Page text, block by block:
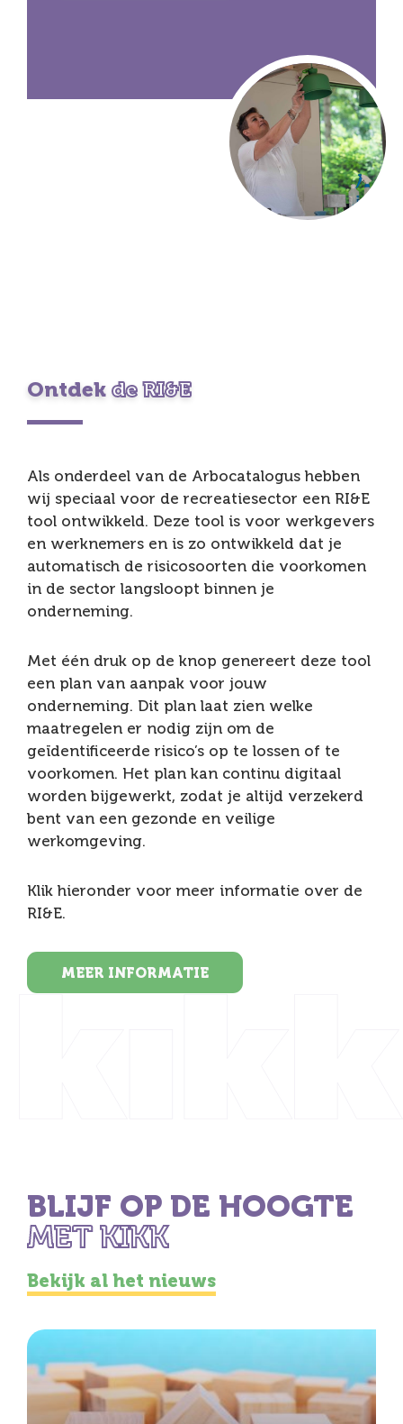
Ontdek de RI&E
Als onderdeel van de Arbocatalogus hebben
wij speciaal voor de recreatiesector een RI&E
tool ontwikkeld. Deze tool is voor werkgevers
en werknemers en is zo ontwikkeld dat je
automatisch de risicosoorten die voorkomen
in de sector langsloopt binnen je
onderneming.
Met één druk op de knop genereert deze tool
een plan van aanpak voor jouw
onderneming. Dit plan laat zien welke
maatregelen er nodig zijn om de
geïdentificeerde risico’s op te lossen of te
voorkomen. Het plan kan continu digitaal
worden bijgewerkt, zodat je altijd verzekerd
bent van een gezonde en veilige
werkomgeving.
Klik hieronder voor meer informatie over de
RI&E.
MEER INFORMATIE
BLIJF OP DE HOOGTE
MET KIKK
Bekijk al het nieuws